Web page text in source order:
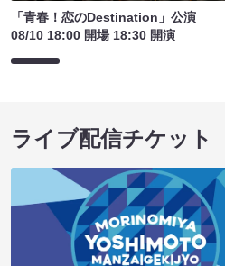
「青春！恋のDestination」公演
08/10 18:00 開場 18:30 開演
ライブ配信チケット